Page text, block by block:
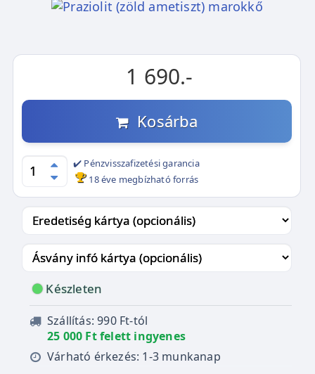
1 690.-
Kosárba
✔️ Pénzvisszafizetési garancia
18 éve megbízható forrás
Készleten
Szállítás: 990 Ft-tól
25 000 Ft felett ingyenes
Várható érkezés: 1-3 munkanap